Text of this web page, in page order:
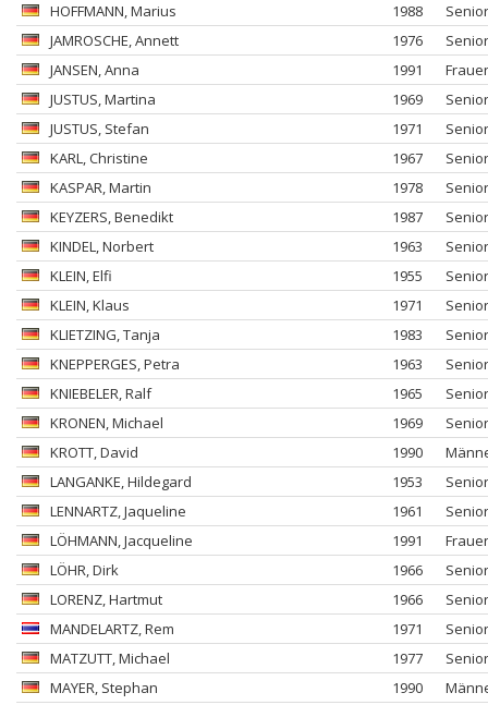
HOFFMANN, Marius 1988
JAMROSCHE, Annett 1976
JANSEN, Anna 1991
JUSTUS, Martina 1969
JUSTUS, Stefan 1971
KARL, Christine 1967
KASPAR, Martin 1978
KEYZERS, Benedikt 1987
KINDEL, Norbert 1963
KLEIN, Elfi 1955
KLEIN, Klaus 1971
KLIETZING, Tanja 1983
KNEPPERGES, Petra 1963
KNIEBELER, Ralf 1965
KRONEN, Michael 1969
KROTT, David 1990
LANGANKE, Hildegard 1953
LENNARTZ, Jaqueline 1961
LÖHMANN, Jacqueline 1991
LÖHR, Dirk 1966
LORENZ, Hartmut 1966
MANDELARTZ, Rem 1971
MATZUTT, Michael 1977
MAYER, Stephan 1990